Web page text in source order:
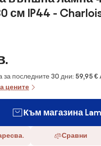
см IP44 -
за последните 30 дни: 59,95 €
цените
Към магазина
Сравни